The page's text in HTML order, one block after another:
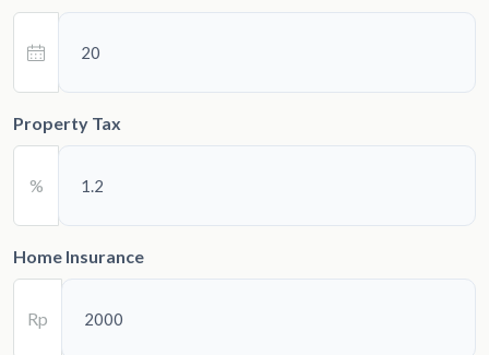
Property Tax
%
Home Insurance
Rp